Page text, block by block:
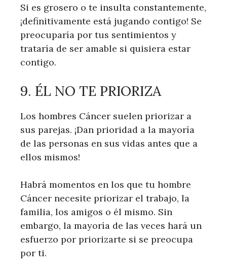
Si es grosero o te insulta constantemente,
¡definitivamente está jugando contigo! Se
preocuparía por tus sentimientos y
trataría de ser amable si quisiera estar
contigo.
9. ÉL NO TE PRIORIZA
Los hombres Cáncer suelen priorizar a
sus parejas. ¡Dan prioridad a la mayoría
de las personas en sus vidas antes que a
ellos mismos!
Habrá momentos en los que tu hombre
Cáncer necesite priorizar el trabajo, la
familia, los amigos o él mismo. Sin
embargo, la mayoría de las veces hará un
esfuerzo por priorizarte si se preocupa
por ti.